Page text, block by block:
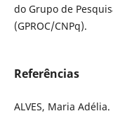
do Grupo de
(GPROC/CNPq).
Referências
ALVES, Maria